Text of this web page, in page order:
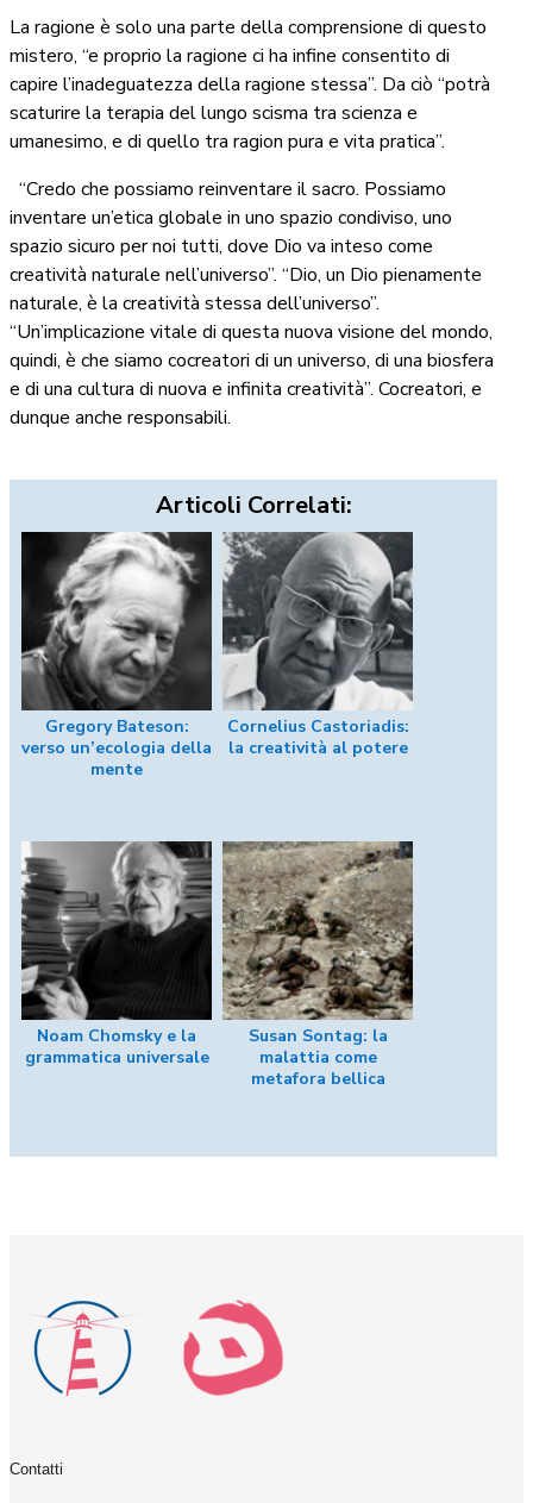
La ragione è solo una parte della comprensione di questo
mistero, “e proprio la ragione ci ha infine consentito di
capire l’inadeguatezza della ragione stessa”. Da ciò “potrà
scaturire la terapia del lungo scisma tra scienza e
umanesimo, e di quello tra ragion pura e vita pratica”.
“Credo che possiamo reinventare il sacro. Possiamo
inventare un’etica globale in uno spazio condiviso, uno
spazio sicuro per noi tutti, dove Dio va inteso come
creatività naturale nell’universo”. “Dio, un Dio pienamente
naturale, è la creatività stessa dell’universo”.
“Un’implicazione vitale di questa nuova visione del mondo,
quindi, è che siamo cocreatori di un universo, di una biosfera
e di una cultura di nuova e infinita creatività”. Cocreatori, e
dunque anche responsabili.
Articoli Correlati:
Gregory Bateson:
verso un’ecologia della
mente
Cornelius Castoriadis:
la creatività al potere
Noam Chomsky e la
grammatica universale
Susan Sontag: la
malattia come
metafora bellica
Contatti